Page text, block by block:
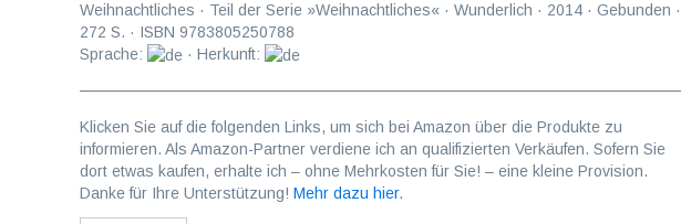
Weihnachtliches · Teil der Serie »Weihnachtliches« ·Wunderlich · 2014 · Gebunden ·
272 S. · ISBN9783805250788
Sprache:
· Herkunft:
Klicken Sie auf die folgenden Links, um sich bei Amazon über die Produkte zu
informieren. Als Amazon-Partner verdiene ich an qualifizierten Verkäufen. Sofern Sie
dort etwas kaufen, erhalte ich – ohne Mehrkosten für Sie! – eine kleine Provision.
Danke für Ihre Unterstützung!Mehr dazu hier.